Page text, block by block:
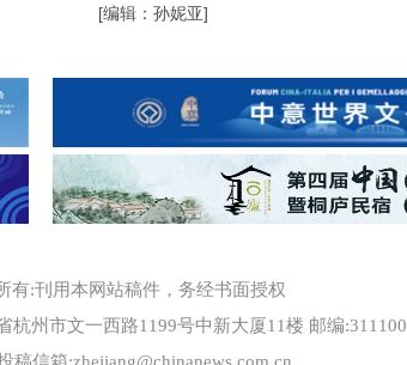
[编辑：孙妮亚]
有:刊用本网站稿件，务经书面授权
杭州市文一西路1199号中新大厦11楼 邮编:311100
稿信箱:zhejiang@chinanews.com.cn